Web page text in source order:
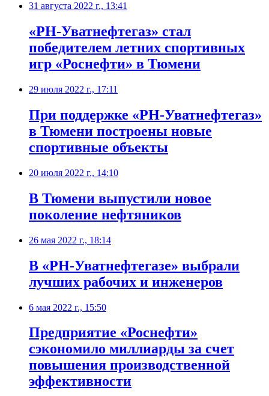
31 августа 2022 г., 13:41
«РН-Уватнефтегаз» стал
победителем летних спортивных
игр «Роснефти» в Тюмени
29 июля 2022 г., 17:11
​При поддержке «РН-Уватнефтегаз»
в Тюмени построены новые
спортивные объекты
20 июля 2022 г., 14:10
​В Тюмени выпустили новое
поколение нефтяников
26 мая 2022 г., 18:14
​В «РН-Уватнефтегазе» выбрали
лучших рабочих и инженеров
6 мая 2022 г., 15:50
​Предприятие «Роснефти»
сэкономило миллиарды за счет
повышения производственной
эффективности